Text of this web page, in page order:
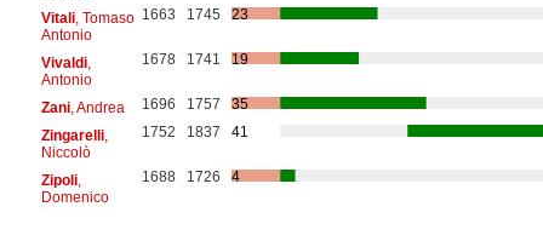
Vitali, Tomaso
Antonio
1663 1745 23
Vivaldi,
Antonio
1678 1741 19
Zani, Andrea 1696 1757
35
Zingarelli,
Niccolò
1752 1837 41
Zipoli,
Domenico
1688 1726 4